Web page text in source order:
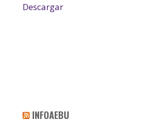
Descargar
INFOAEBU